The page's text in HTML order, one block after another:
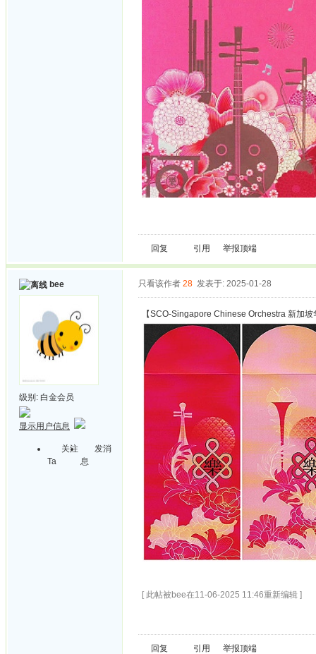
回复 引用 举报顶端
bee
级别: 白金会员
显示用户信息
关注
Ta
发消
息
只看该作者 28 发表于: 2025-01-28
【SCO-Singapore Chinese Orchestra 新加坡
[ 此帖被bee在11-06-2025 11:46重新编辑 ]
回复 引用 举报顶端